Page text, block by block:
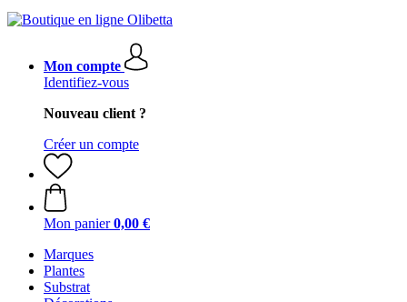
Mon compte
Identifiez-vous
Nouveau client ?
Créer un compte
Mon panier 0,00 €
Marques
Plantes
Substrat